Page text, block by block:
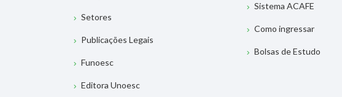
Setores
Publicações Legais
Funoesc
Editora Unoesc
Sistema ACAFE
Como ingressar
Bolsas de Estudo